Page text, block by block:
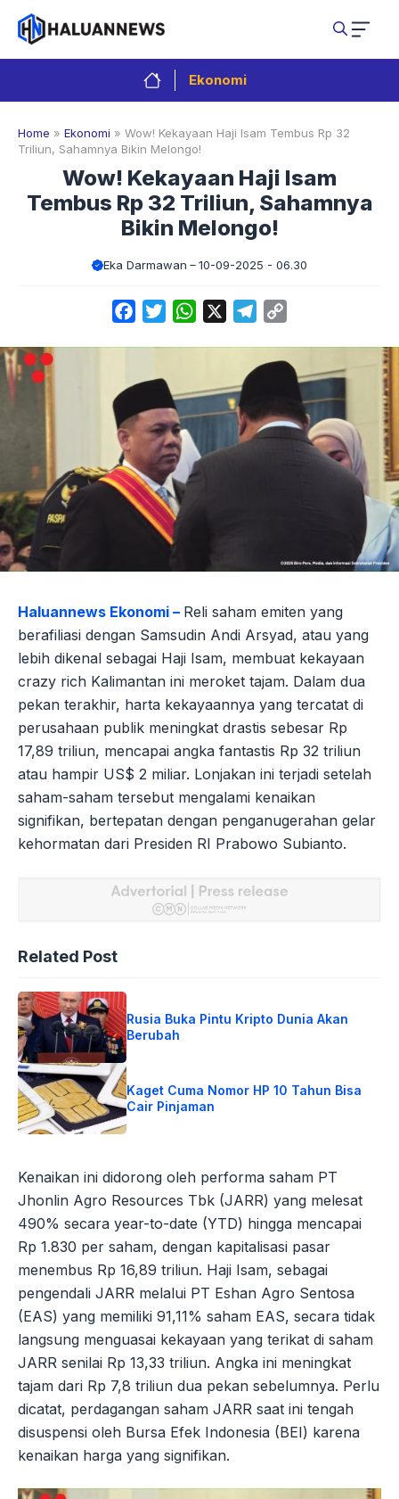
Langsung
isi
Ekonomi
Home » Ekonomi » Wow! Kekayaan Haji Isam Tembus Rp 32
Triliun, Sahamnya Bikin Melongo!
Wow! Kekayaan Haji Isam
Tembus Rp 32 Triliun, Sahamnya
Bikin Melongo!
Eka Darmawan 10-09-2025 - 06.30
FacebookTwitterWhatsApp Telegram
Haluannews Ekonomi – Reli saham emiten yang
berafiliasi dengan Samsudin Andi Arsyad, atau yang
lebih dikenal sebagai Haji Isam, membuat kekayaan
crazy rich Kalimantan ini meroket tajam. Dalam dua
pekan terakhir, harta kekayaannya yang tercatat di
perusahaan publik meningkat drastis sebesar Rp
17,89 triliun, mencapai angka fantastis Rp 32 triliun
atau hampir US$ 2 miliar. Lonjakan ini terjadi setelah
saham-saham tersebut mengalami kenaikan
signifikan, bertepatan dengan penganugerahan gelar
kehormatan dari Presiden RI Prabowo Subianto.
Related Post
Rusia Buka Pintu Kripto Dunia Akan
Berubah
Kaget Cuma Nomor HP 10 Tahun Bisa
Cair Pinjaman
Kenaikan ini didorong oleh performa saham PT
Jhonlin Agro Resources Tbk (JARR) yang melesat
490% secara year-to-date (YTD) hingga mencapai
Rp 1.830 per saham, dengan kapitalisasi pasar
menembus Rp 16,89 triliun. Haji Isam, sebagai
pengendali JARR melalui PT Eshan Agro Sentosa
(EAS) yang memiliki 91,11% saham EAS, secara tidak
langsung menguasai kekayaan yang terikat di saham
JARR senilai Rp 13,33 triliun. Angka ini meningkat
tajam dari Rp 7,8 triliun dua pekan sebelumnya. Perlu
dicatat, perdagangan saham JARR saat ini tengah
disuspensi oleh Bursa Efek Indonesia (BEI) karena
kenaikan harga yang signifikan.